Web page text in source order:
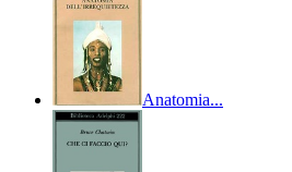
Anatomia...